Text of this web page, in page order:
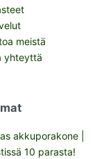
meistä
yhteyttä
akkuporakone |
10 parasta!